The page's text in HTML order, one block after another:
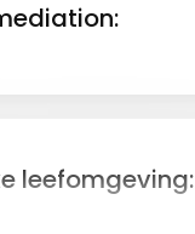
leefomgeving: